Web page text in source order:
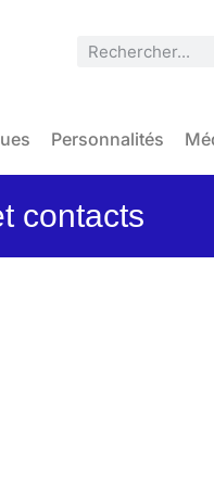
Personnalités
contacts